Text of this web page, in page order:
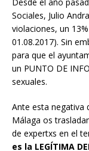
Sociales, Julio
violaciones, un
01.08.2017). Sin
para que el
un PUNTO DE
sexuales.
Ante esta negativa
Málaga os
de expertxs en el
es la LEGÍTIMA